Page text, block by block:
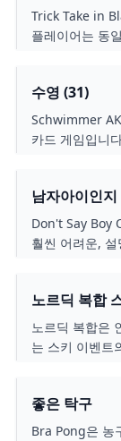
Trick Take in
플레이어는 동
가장 높은 점수
수영 (31)
Schwimmer
카드 게임입니
다. 가장 낮은
있습니다.
남자아이인
Don't Say Boy
훨씬 어려운,
노르딕 복합
노르딕 복합은
는 스키 이벤트
좋은 탁구
Bra Pong은 농